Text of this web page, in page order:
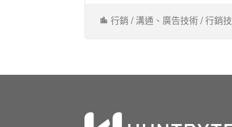
行銷 / 溝通、廣告技術 / 行銷